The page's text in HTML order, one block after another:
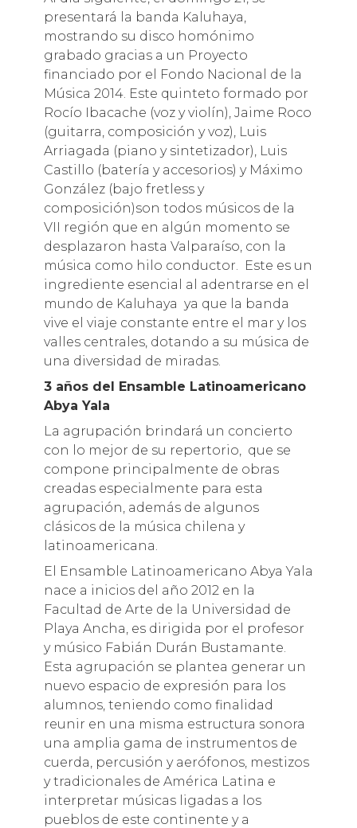
presentará la banda Kaluhaya,
mostrando su disco homónimo
grabado gracias a un Proyecto
financiado por el Fondo Nacional de la
Música 2014. Este quinteto formado por
Rocío Ibacache (voz y violín), Jaime Roco
(guitarra, composición y voz), Luis
Arriagada (piano y sintetizador), Luis
Castillo (batería y accesorios) y Máximo
González (bajo fretless y
composición)son todos músicos de la
VII región que en algún momento se
desplazaron hasta Valparaíso, con la
música como hilo conductor. Este es un
ingrediente esencial al adentrarse en el
mundo de Kaluhaya ya que la banda
vive el viaje constante entre el mar y los
valles centrales, dotando a su música de
una diversidad de miradas.
3 años del Ensamble Latinoamericano
Abya Yala
La agrupación brindará un concierto
con lo mejor de su repertorio, que se
compone principalmente de obras
creadas especialmente para esta
agrupación, además de algunos
clásicos de la música chilena y
latinoamericana.
El Ensamble Latinoamericano Abya Yala
nace a inicios del año 2012 en la
Facultad de Arte de la Universidad de
Playa Ancha, es dirigida por el profesor
y músico Fabián Durán Bustamante.
Esta agrupación se plantea generar un
nuevo espacio de expresión para los
alumnos, teniendo como finalidad
reunir en una misma estructura sonora
una amplia gama de instrumentos de
cuerda, percusión y aerófonos, mestizos
y tradicionales de América Latina e
interpretar músicas ligadas a los
pueblos de este continente y a